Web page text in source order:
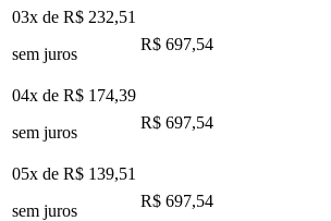
03x de R$ 232,51
sem juros
R$ 697,54
04x de R$ 174,39
sem juros
R$ 697,54
05x de R$ 139,51
sem juros
R$ 697,54